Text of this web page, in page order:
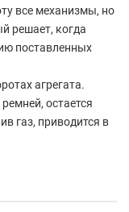
все механизмы, но
решает, когда
поставленных
агрегата.
остается
газ, приводится в